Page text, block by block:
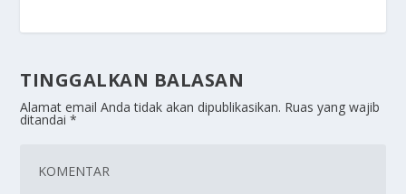
TINGGALKAN BALASAN
Alamat email Anda tidak akan dipublikasikan. Ruas yang wajib
ditandai*